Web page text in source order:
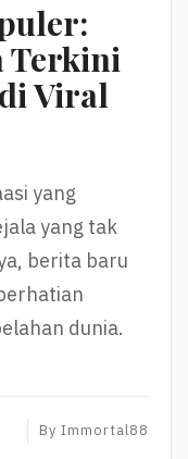
Terkini
Viral
yang
yang tak
berita baru
dunia.
By Immortal88